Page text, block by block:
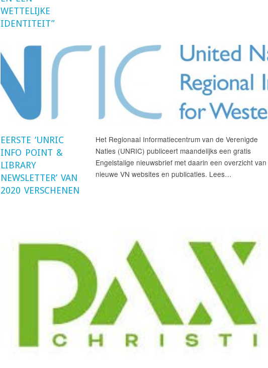
WETTELIJKE
IDENTITEIT”
EERSTE ‘UNRIC
INFO POINT &
LIBRARY
NEWSLETTER’ VAN
2020 VERSCHENEN
Het Regionaal Informatiecentrum van de Verenigde
Naties (UNRIC) publiceert maandelijks een gratis
Engelstalige nieuwsbrief met daarin een overzicht van
nieuwe VN websites en publicaties. Lees…